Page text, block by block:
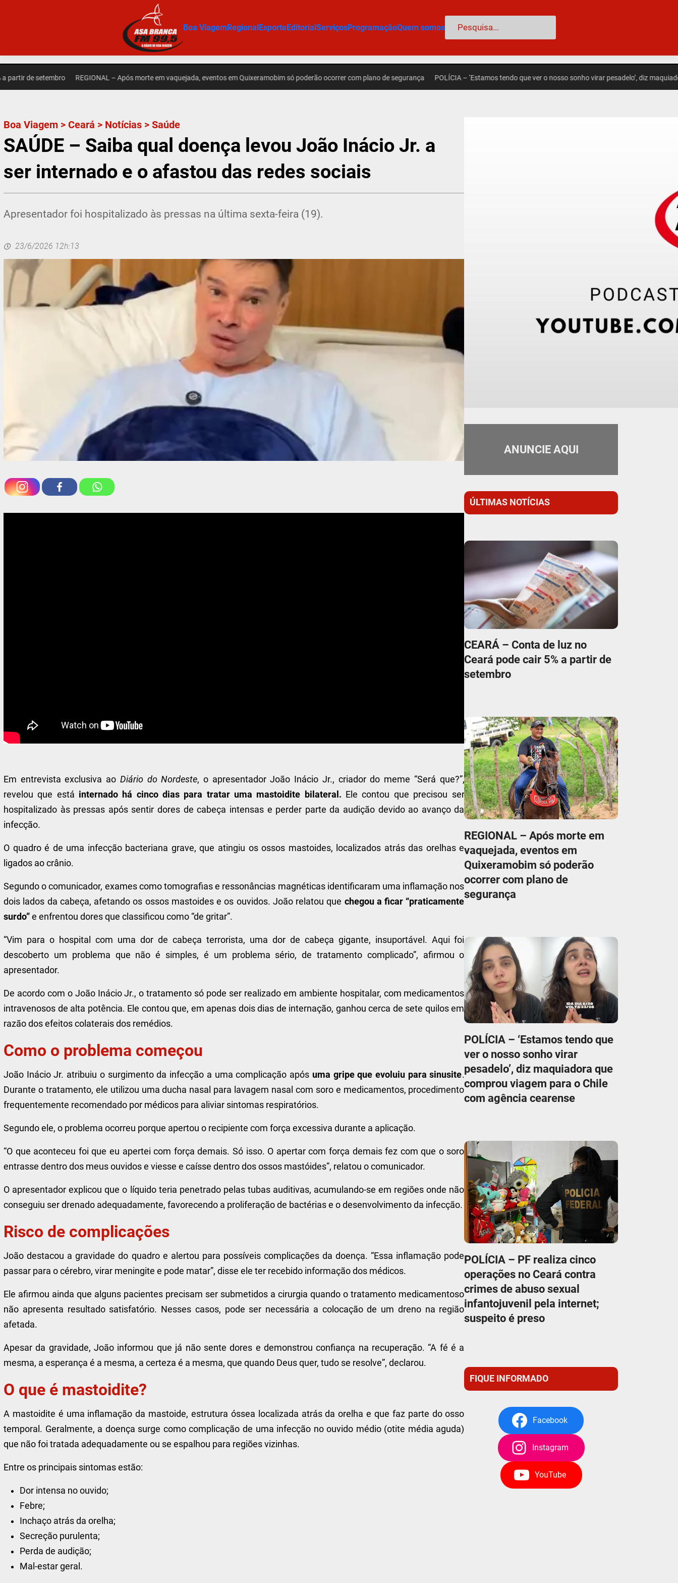
Boa ViagemRegionalEsporteEditorialServiçosProgramaçãoQuem somos Pesquisar
setembro REGIONAL – Após morte em vaquejada, eventos em Quixeramobim só poderão ocorrer com plano de segurança POLÍCIA – ‘Estamos tendo que ver o nosso sonho virar pesadelo’, diz maquiadora que
Boa Viagem >Ceará > Notícias >Saúde
SAÚDE – Saiba qual doença levou João Inácio Jr. a
ser internado e o afastou das redes sociais
Apresentador foi hospitalizado às pressas na última sexta-feira (19).
23/6/2026 12h:13
Em entrevista exclusiva ao Diário do Nordeste, o apresentador João Inácio Jr., criador do meme “Será que?”,
revelou que está internado há cinco dias para tratar uma mastoidite bilateral. Ele contou que precisou ser
hospitalizado às pressas após sentir dores de cabeça intensas e perder parte da audição devido ao avanço da
infecção.
O quadro é de uma infecção bacteriana grave, que atingiu os ossos mastoides, localizados atrás das orelhas e
ligados ao crânio.
Segundo o comunicador, exames como tomografias e ressonâncias magnéticas identificaram uma inflamação nos
dois lados da cabeça, afetando os ossos mastoides e os ouvidos. João relatou que chegou a ficar “praticamente
surdo” e enfrentou dores que classificou como “de gritar”.
“Vim para o hospital com uma dor de cabeça terrorista, uma dor de cabeça gigante, insuportável. Aqui foi
descoberto um problema que não é simples, é um problema sério, de tratamento complicado”, afirmou o
apresentador.
De acordo com o João Inácio Jr., o tratamento só pode ser realizado em ambiente hospitalar, com medicamentos
intravenosos de alta potência. Ele contou que, em apenas dois dias de internação, ganhou cerca de sete quilos em
razão dos efeitos colaterais dos remédios.
Como o problema começou
João Inácio Jr. atribuiu o surgimento da infecção a uma complicação após uma gripe que evoluiu para sinusite.
Durante o tratamento, ele utilizou uma ducha nasal para lavagem nasal com soro e medicamentos, procedimento
frequentemente recomendado por médicos para aliviar sintomas respiratórios.
Segundo ele, o problema ocorreu porque apertou o recipiente com força excessiva durante a aplicação.
“O que aconteceu foi que eu apertei com força demais. Só isso. O apertar com força demais fez com que o soro
entrasse dentro dos meus ouvidos e viesse e caísse dentro dos ossos mastóides”, relatou o comunicador.
O apresentador explicou que o líquido teria penetrado pelas tubas auditivas, acumulando-se em regiões onde não
conseguiu ser drenado adequadamente, favorecendo a proliferação de bactérias e o desenvolvimento da infecção.
Risco de complicações
João destacou a gravidade do quadro e alertou para possíveis complicações da doença. “Essa inflamação pode
passar para o cérebro, virar meningite e pode matar”, disse ele ter recebido informação dos médicos.
Ele afirmou ainda que alguns pacientes precisam ser submetidos a cirurgia quando o tratamento medicamentoso
não apresenta resultado satisfatório. Nesses casos, pode ser necessária a colocação de um dreno na região
afetada.
Apesar da gravidade, João informou que já não sente dores e demonstrou confiança na recuperação. “A fé é a
mesma, a esperança é a mesma, a certeza é a mesma, que quando Deus quer, tudo se resolve”, declarou.
O que é mastoidite?
A mastoidite é uma inflamação da mastoide, estrutura óssea localizada atrás da orelha e que faz parte do osso
temporal. Geralmente, a doença surge como complicação de uma infecção no ouvido médio (otite média aguda)
que não foi tratada adequadamente ou se espalhou para regiões vizinhas.
Entre os principais sintomas estão:
Dor intensa no ouvido;
Febre;
Inchaço atrás da orelha;
Secreção purulenta;
Perda de audição;
Mal-estar geral.
ANUNCIE AQUI
ÚLTIMAS NOTÍCIAS
CEARÁ – Conta de luz no
Ceará pode cair 5% a partir de
setembro
REGIONAL – Após morte em
vaquejada, eventos em
Quixeramobim só poderão
ocorrer com plano de
segurança
POLÍCIA – ‘Estamos tendo que
ver o nosso sonho virar
pesadelo’, diz maquiadora que
comprou viagem para o Chile
com agência cearense
POLÍCIA – PF realiza cinco
operações no Ceará contra
crimes de abuso sexual
infantojuvenil pela internet;
suspeito é preso
FIQUE INFORMADO
Facebook
Instagram
YouTube